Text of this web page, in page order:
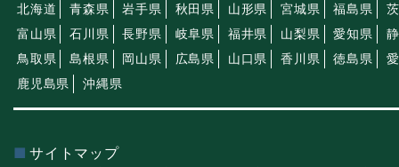
北海道 青森県 岩手県 秋田県 山形県 宮城県 福島県
富山県
石川県 長野県 岐阜県 福井県 山梨県 愛知県
鳥取県
島根県 岡山県 広島県 山口県 香川県 徳島県
鹿児島県
沖縄県
サイトマップ